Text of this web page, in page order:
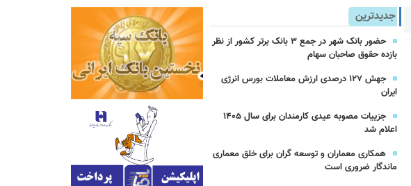
جدیدترین
حضور بانک شهر در جمع ۳ بانک برتر کشور از نظر
بازده حقوق صاحبان سهام
جهش ۱۲۷ درصدی ارزش معاملات بورس انرژی
ایران
جزییات مصوبه عیدی کارمندان برای سال 1405
اعلام شد
همکاری معماران و توسعه گران برای خلق معماری
ماندگار ضروری است